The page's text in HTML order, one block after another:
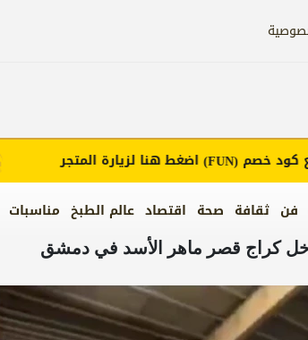
فن ثقافة صحة اقتصاد عالم الطبخ مناسبات
خصم(FUN)اضغط هنا لزيارة المتجر
كراج قصر ماهر الأسد في دمشق